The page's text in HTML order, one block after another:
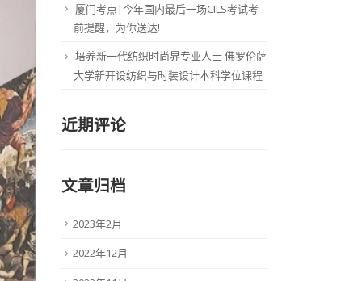
厦门考点|今年国内最后一场CILS考试考
前提醒，为你送达!
培养新一代纺织时尚界专业人士 佛罗伦萨
大学新开设纺织与时装设计本科学位课程
近期评论
文章归档
2023年2月
2022年12月